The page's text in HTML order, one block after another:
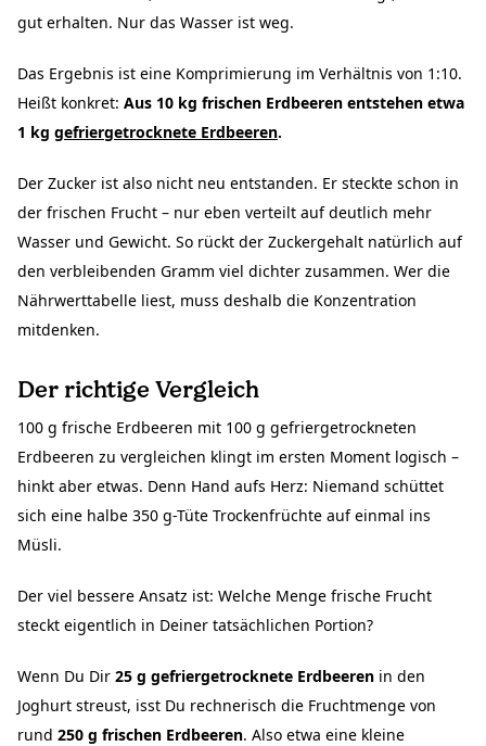
gut erhalten. Nur das Wasser ist weg.
Das Ergebnis ist eine Komprimierung im Verhältnis von 1:10.
Heißt konkret: Aus 10 kg frischen Erdbeeren entstehen etwa
1 kg gefriergetrocknete Erdbeeren.
Der Zucker ist also nicht neu entstanden. Er steckte schon in
der frischen Frucht – nur eben verteilt auf deutlich mehr
Wasser und Gewicht. So rückt der Zuckergehalt natürlich auf
den verbleibenden Gramm viel dichter zusammen. Wer die
Nährwerttabelle liest, muss deshalb die Konzentration
mitdenken.
Der richtige Vergleich
100 g frische Erdbeeren mit 100 g gefriergetrockneten
Erdbeeren zu vergleichen klingt im ersten Moment logisch –
hinkt aber etwas. Denn Hand aufs Herz: Niemand schüttet
sich eine halbe 350 g-Tüte Trockenfrüchte auf einmal ins
Müsli.
Der viel bessere Ansatz ist: Welche Menge frische Frucht
steckt eigentlich in Deiner tatsächlichen Portion?
Wenn Du Dir 25 g gefriergetrocknete Erdbeeren in den
Joghurt streust, isst Du rechnerisch die Fruchtmenge von
rund 250 g frischen Erdbeeren. Also etwa eine kleine